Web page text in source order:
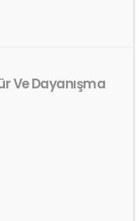
Ve Dayanışma